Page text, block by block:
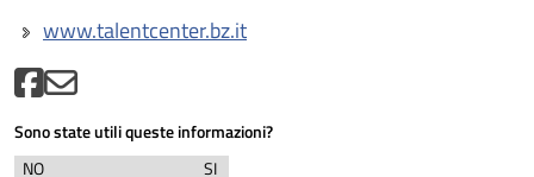
www.talentcenter.bz.it
Sono state utili queste informazioni?